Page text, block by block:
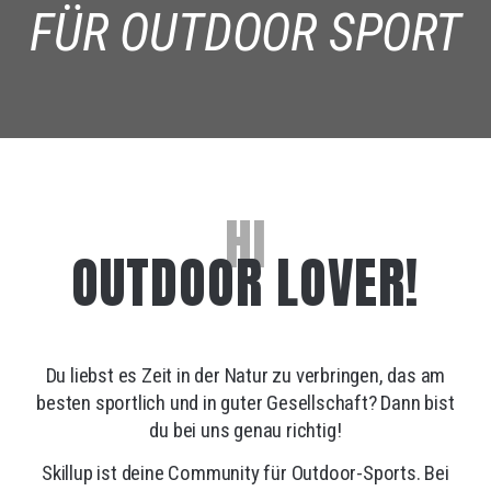
FÜR OUTDOOR SPORT
HI
OUTDOOR LOVER!
Du liebst es Zeit in der Natur zu verbringen, das am
besten sportlich und in guter Gesellschaft? Dann bist
du bei uns genau richtig!
Skillup ist deine Community für Outdoor-Sports. Bei